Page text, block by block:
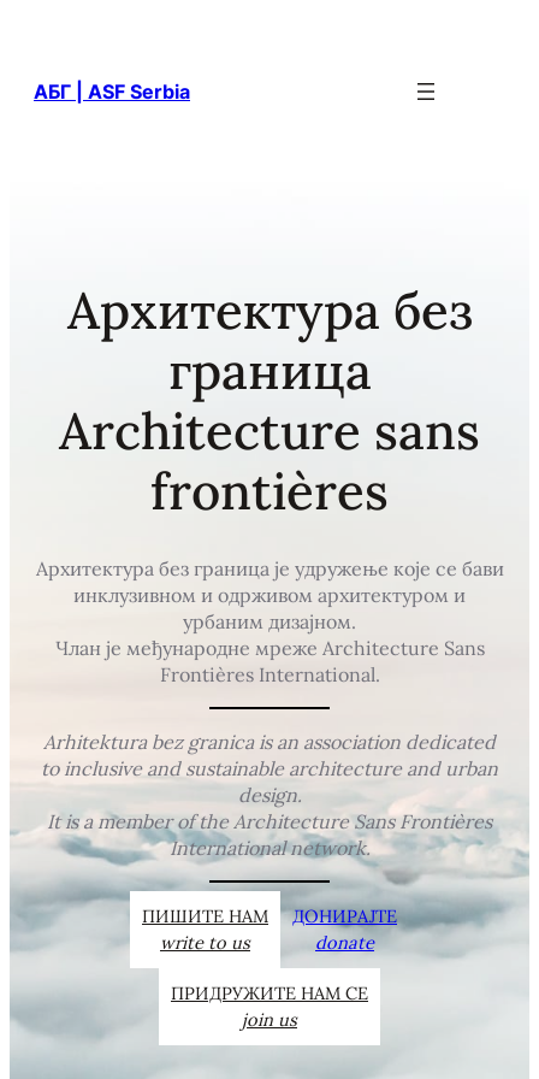
АБГ | ASF Serbia
Архитектура без
граница
Architecture sans
frontières
Архитектура без граница је удружење које се бави
инклузивном и одрживом архитектуром и
урбаним дизајном.
Члан је међународне мреже Architecture Sans
Frontières International.
Arhitektura bez granica is an association dedicated
to inclusive and sustainable architecture and urban
design.
It is a member of the Architecture Sans Frontières
International network.
ПИШИТЕ НАМ
write to us
ДОНИРАЈТЕ
donate
ПРИДРУЖИТЕ НАМ СЕ
join us